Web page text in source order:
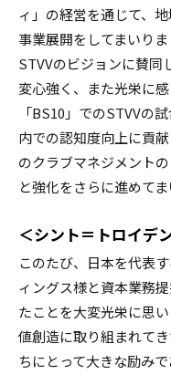
ィ」の経営を通じて、
事業展開をしてまいり
STVVのビジョンに賛同
変心強く、また光栄に
「BS10」でのSTVVの
内での認知度向上に貢
のクラブマネジメント
と強化をさらに進めてま
＜シント＝トロイデ
このたび、日本を代表
ィングス様と資本業務
たことを大変光栄に思
値創造に取り組まれて
ちにとって大きな励み